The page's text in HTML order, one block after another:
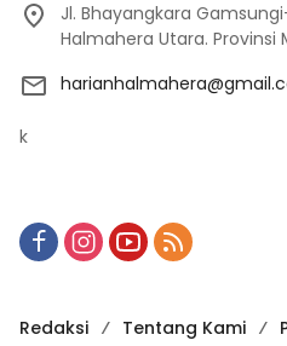
Jl. Bhayangkara
Halmahera Utara. Provinsi
k
Redaksi Tentang Kami